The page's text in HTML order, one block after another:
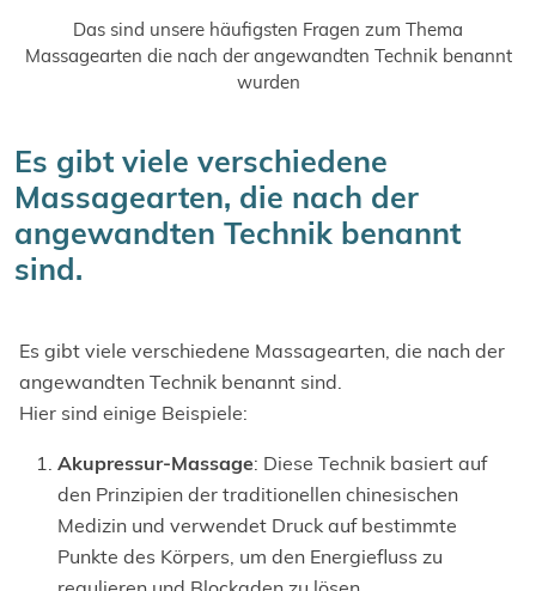
Das sind unsere häufigsten Fragen zum Thema
Massagearten die nach der angewandten Technik benannt
wurden
Es gibt viele verschiedene
Massagearten, die nach der
angewandten Technik benannt
sind.
Es gibt viele verschiedene Massagearten, die nach der
angewandten Technik benannt sind.
Hier sind einige Beispiele:
Akupressur-Massage: Diese Technik basiert auf
den Prinzipien der traditionellen chinesischen
Medizin und verwendet Druck auf bestimmte
Punkte des Körpers, um den Energiefluss zu